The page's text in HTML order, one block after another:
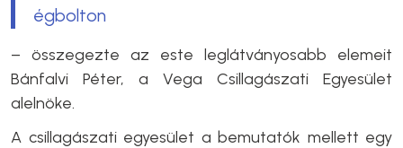
égbolton
– összegezte az este leglátványosabb elemeit
Bánfalvi Péter, a Vega Csillagászati Egyesület
alelnöke.
A csillagászati egyesület a bemutatók mellett egy